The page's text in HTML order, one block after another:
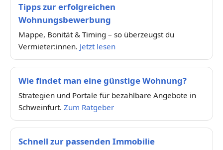
Tipps zur erfolgreichen
Wohnungsbewerbung
Mappe, Bonität & Timing – so überzeugst du
Vermieter:innen. Jetzt lesen
Wie findet man eine günstige Wohnung?
Strategien und Portale für bezahlbare Angebote in
Schweinfurt. Zum Ratgeber
Schnell zur passenden Immobilie